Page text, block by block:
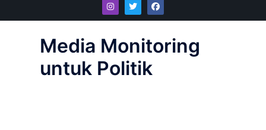
Media Monitoring
untuk Politik